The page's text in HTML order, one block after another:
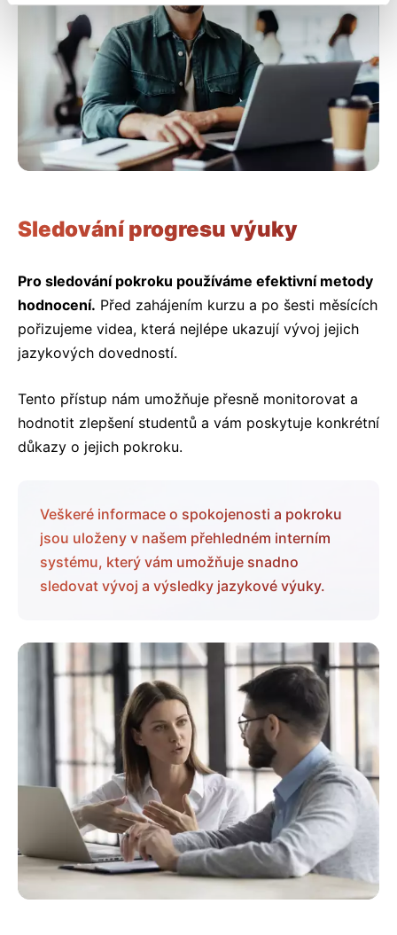
Sledování progresu výuky
Pro sledování pokroku používáme efektivní metody
hodnocení. Před zahájením kurzu a po šesti měsících
pořizujeme videa, která nejlépe ukazují vývoj jejich
jazykových dovedností.
Tento přístup nám umožňuje přesně monitorovat a
hodnotit zlepšení studentů a vám poskytuje konkrétní
důkazy o jejich pokroku.
Veškeré informace o spokojenosti a pokroku
jsou uloženy v našem přehledném interním
systému, který vám umožňuje snadno
sledovat vývoj a výsledky jazykové výuky.